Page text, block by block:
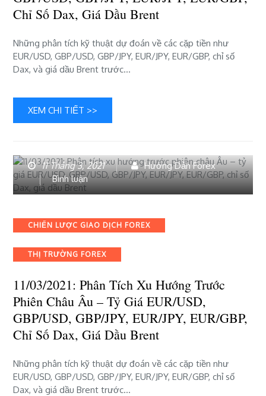
tỷ
EUR/USD,
GBP/USD,
GBP/JPY,
chỉ
dầu
Brent
Chỉ Số Dax, Giá Dầu Brent
Những phân tích kỹ thuật dự đoán về các cặp tiền như
EUR/USD, GBP/USD, GBP/JPY, EUR/JPY, EUR/GBP, chỉ số
Dax, và giá dầu Brent trước…
XEM CHI TIẾT >>
11 Tháng 3, 2021
Hướng Dẫn Forex
Bình luậnbài
viết
Phân
tích
hướng
phiên
Âu
–
tỷ
EUR/USD,
GBP/USD,
GBP/JPY,
Categories
CHIẾN LƯỢC GIAO DỊCH FOREX
THỊ TRƯỜNG FOREX
11/03/2021: Phân Tích Xu Hướng Trước
Phiên Châu Âu – Tỷ Giá EUR/USD,
GBP/USD, GBP/JPY, EUR/JPY, EUR/GBP,
Chỉ Số Dax, Giá Dầu Brent
Những phân tích kỹ thuật dự đoán về các cặp tiền như
EUR/USD, GBP/USD, GBP/JPY, EUR/JPY, EUR/GBP, chỉ số
Dax, và giá dầu Brent trước…